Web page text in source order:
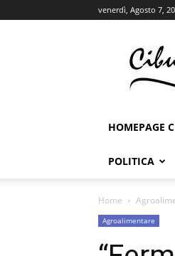
venerdì, Agosto 7,
HOMEPAGE
POLITICA
Home
Agroalimentare